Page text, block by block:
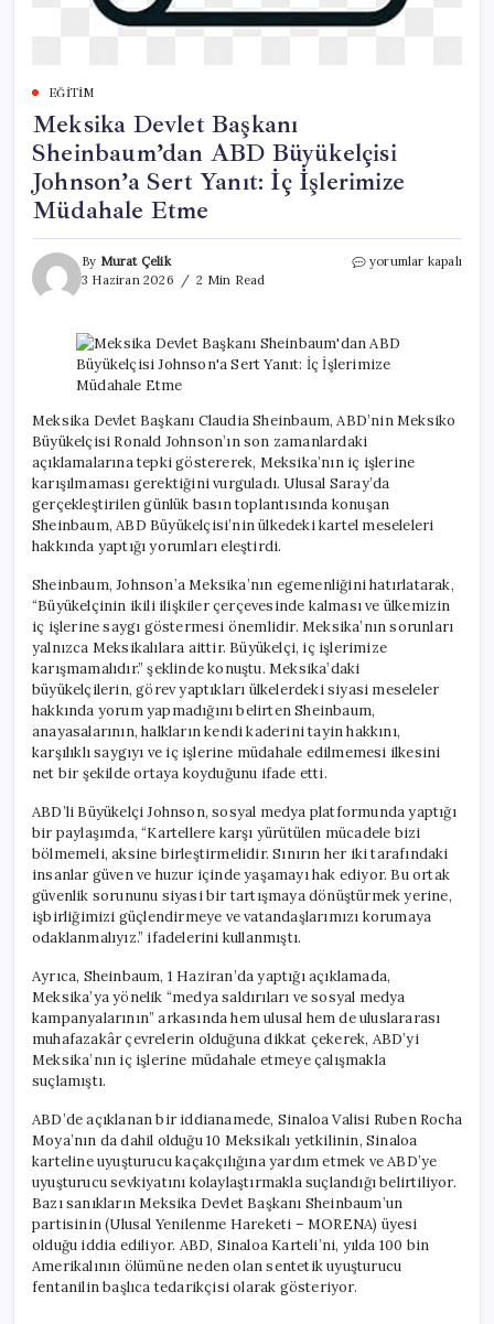
EĞITIM
Meksika Devlet Başkanı
Sheinbaum’dan ABD Büyükelçisi
Johnson’a Sert Yanıt: İç İşlerimize
Müdahale Etme
By Murat Çelik
3 Haziran 2026
2 Min Read
Meksika
ABD
Büyükelçisi
Johnson’a
İç
Müdahale
Etme
için
yorumlar kapalı
Meksika Devlet Başkanı Claudia Sheinbaum, ABD’nin Meksiko
Büyükelçisi Ronald Johnson’ın son zamanlardaki
açıklamalarına tepki göstererek, Meksika’nın iç işlerine
karışılmaması gerektiğini vurguladı. Ulusal Saray’da
gerçekleştirilen günlük basın toplantısında konuşan
Sheinbaum, ABD Büyükelçisi’nin ülkedeki kartel meseleleri
hakkında yaptığı yorumları eleştirdi.
Sheinbaum, Johnson’a Meksika’nın egemenliğini hatırlatarak,
“Büyükelçinin ikili ilişkiler çerçevesinde kalması ve ülkemizin
iç işlerine saygı göstermesi önemlidir. Meksika’nın sorunları
yalnızca Meksikalılara aittir. Büyükelçi, iç işlerimize
karışmamalıdır.” şeklinde konuştu. Meksika’daki
büyükelçilerin, görev yaptıkları ülkelerdeki siyasi meseleler
hakkında yorum yapmadığını belirten Sheinbaum,
anayasalarının, halkların kendi kaderini tayin hakkını,
karşılıklı saygıyı ve iç işlerine müdahale edilmemesi ilkesini
net bir şekilde ortaya koyduğunu ifade etti.
ABD’li Büyükelçi Johnson, sosyal medya platformunda yaptığı
bir paylaşımda, “Kartellere karşı yürütülen mücadele bizi
bölmemeli, aksine birleştirmelidir. Sınırın her iki tarafındaki
insanlar güven ve huzur içinde yaşamayı hak ediyor. Bu ortak
güvenlik sorununu siyasi bir tartışmaya dönüştürmek yerine,
işbirliğimizi güçlendirmeye ve vatandaşlarımızı korumaya
odaklanmalıyız.” ifadelerini kullanmıştı.
Ayrıca, Sheinbaum, 1 Haziran’da yaptığı açıklamada,
Meksika’ya yönelik “medya saldırıları ve sosyal medya
kampanyalarının” arkasında hem ulusal hem de uluslararası
muhafazakâr çevrelerin olduğuna dikkat çekerek, ABD’yi
Meksika’nın iç işlerine müdahale etmeye çalışmakla
suçlamıştı.
ABD’de açıklanan bir iddianamede, Sinaloa Valisi Ruben Rocha
Moya’nın da dahil olduğu 10 Meksikalı yetkilinin, Sinaloa
karteline uyuşturucu kaçakçılığına yardım etmek ve ABD’ye
uyuşturucu sevkiyatını kolaylaştırmakla suçlandığı belirtiliyor.
Bazı sanıkların Meksika Devlet Başkanı Sheinbaum’un
partisinin (Ulusal Yenilenme Hareketi – MORENA) üyesi
olduğu iddia ediliyor. ABD, Sinaloa Karteli’ni, yılda 100 bin
Amerikalının ölümüne neden olan sentetik uyuşturucu
fentanilin başlıca tedarikçisi olarak gösteriyor.